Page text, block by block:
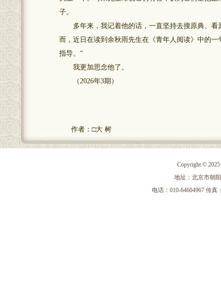
子。
多年来，我记着他的话，一直坚持去搜原典、看
而，近日在读到余秋雨先生在《青年人阅读》中的
指导。”
我更加思念他了。
（2026年3期）
作者：□大 树
Copyright ©
地址：北京市朝
电话：010-64604967 传真